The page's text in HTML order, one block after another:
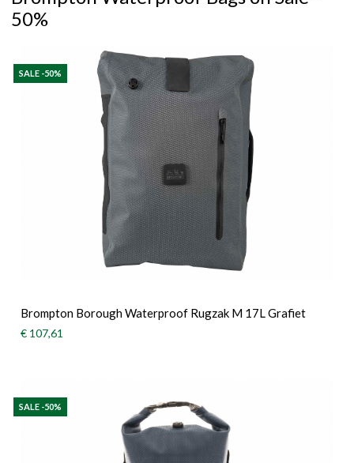
50%
SALE -50%
Brompton Borough Waterproof Rugzak M 17L Grafiet
€ 107,61
SALE -50%